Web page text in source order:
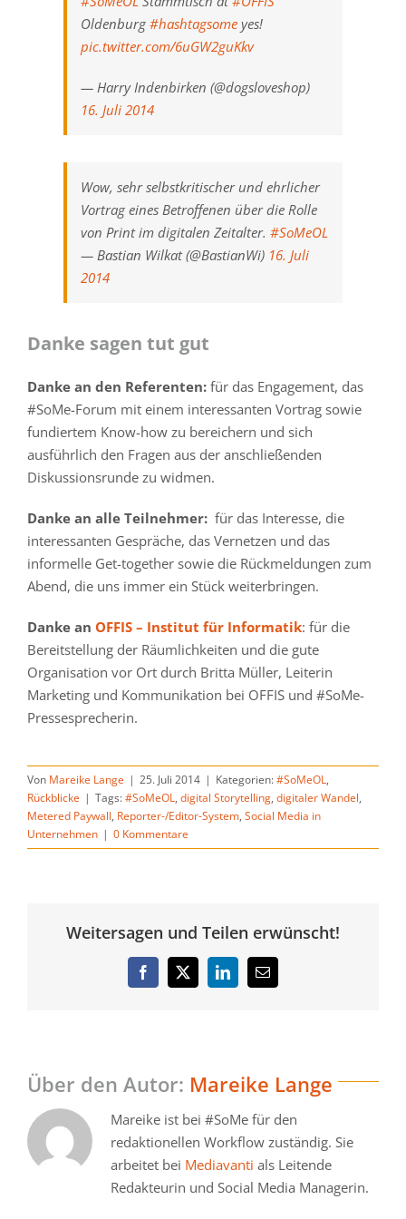
Oldenburg #hashtagsome yes!
pic.twitter.com/6uGW2guKkv
— Harry Indenbirken (@dogsloveshop)
16. Juli 2014
Wow, sehr selbstkritischer und ehrlicher
Vortrag eines Betroffenen über die Rolle
von Print im digitalen Zeitalter. #SoMeOL
— Bastian Wilkat (@BastianWi) 16. Juli
2014
Danke sagen tut gut
Danke an den Referenten: für das Engagement, das
#SoMe-Forum mit einem interessanten Vortrag sowie
fundiertem Know-how zu bereichern und sich
ausführlich den Fragen aus der anschließenden
Diskussionsrunde zu widmen.
Danke an alle Teilnehmer: für das Interesse, die
interessanten Gespräche, das Vernetzen und das
informelle Get-together sowie die Rückmeldungen zum
Abend, die uns immer ein Stück weiterbringen.
Danke an OFFIS – Institut für Informatik: für die
Bereitstellung der Räumlichkeiten und die gute
Organisation vor Ort durch Britta Müller, Leiterin
Marketing und Kommunikation bei OFFIS und #SoMe-
Pressesprecherin.
Von Mareike Lange | 25. Juli 2014 | Kategorien:#SoMeOL,
Rückblicke | Tags:#SoMeOL, digital Storytelling, digitaler Wandel,
Metered Paywall, Reporter-/Editor-System, Social Media in
Unternehmen | 0 Kommentare
Weitersagen und Teilen erwünscht!
FacebookTwitterLinkedIn
E-
Mail
Über den Autor: Mareike Lange
Mareike ist bei #SoMe für den
redaktionellen Workflow zuständig. Sie
arbeitet bei Mediavanti als Leitende
Redakteurin und Social Media Managerin.